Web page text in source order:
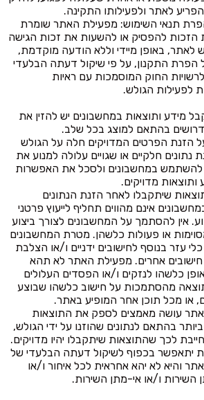
לאתר ולפעילותו התקינה.
תנאי השימוש: מפעילת האתר שומרת
להפסיק או להשעות את זכות הגישה
לאתר, באופן מיידי וללא הודעה מוקדמת,
התקנון, על פי שיקול דעתה הבלעדי
החוק המוסמכות עם ראיות
לפעילות הגולש.
מידע ותוצאות במחשבונים יש להזין את
בהתאם למוצג בכל שלב.
הזנת הפרטים המדויקים חלה על הגולש
נתונים חלקיים או שגויים עלולה למנוע את
במחשבונים ולסכל את האפשרות
ותוצאות מדויקים.
שיתקבלו לאחר הזנת הנתונים
אינם מהווים תחליף לייעוץ פרטני
אין להסתמך על המחשבונים לצורך ביצוע
או פעולות כלשהן. מטרת המחשבונים
עזר בנוסף לחישובים ידניים ו/או הצלבת
חישובים אחרים. מפעילת האתר לא תהא
כלשהו לנזקים ו/או הפסדים העלולים
מהסתמכות על חישוב כלשהו שבוצע
או מכל תוכן אחר המופיע באתר.
עושה מאמצים לספק את התוצאות
בהתאם לנתונים שהוזנו על ידי הגולש,
לכך שהתוצאות שיתקבלו יהיו מדויקים.
יתאפשר בכפוף לשיקול דעתה הבלעדי של
והיא לא יהא אחראית לכל איחור ו/או
השירות ו/או אי-מתן השירות.